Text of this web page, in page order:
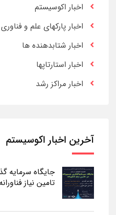
اخبار اکوسیستم
اخبار پارکهای علم و فناوری
اخبار شتابدهنده ها
اخبار استارتاپها
اخبار مراکز رشد
آخرین اخبار اکوسیستم
جایگاه سرمایه
تامین نیاز فناورانه